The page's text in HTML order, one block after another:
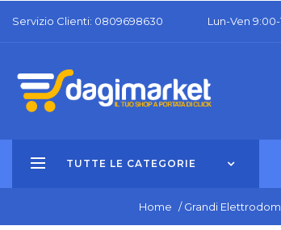
Servizio Clienti: 0809698630 Lun-Ven 9:00-
TUTTE LE CATEGORIE
Home / Grandi